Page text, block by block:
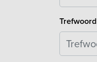
Trefwoord